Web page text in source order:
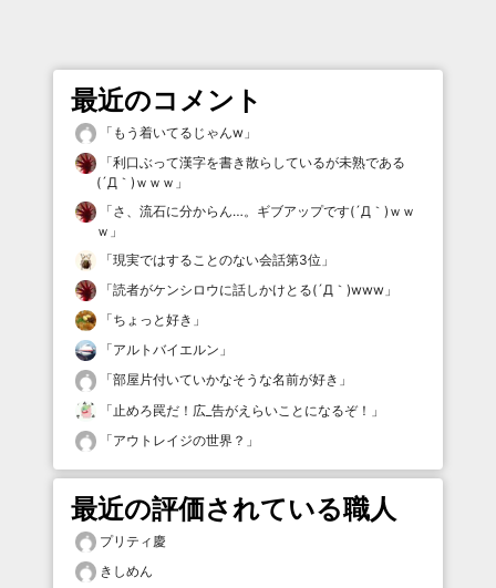
最近のコメント
「 もう着いてるじゃんw 」
「利口ぶって漢字を書き散らしているが未熟である
(´Д｀)ｗｗｗ 」
「さ、流石に分からん…。ギブアップです(´Д｀)ｗｗ
ｗ 」
「現実ではすることのない会話第3位 」
「読者がケンシロウに話しかけとる(´Д｀)www 」
「ちょっと好き 」
「アルトバイエルン 」
「部屋片付いていかなそうな名前が好き 」
「 止めろ罠だ！広_告がえらいことになるぞ！ 」
「アウトレイジの世界？ 」
最近の評価されている職人
プリティ慶
きしめん